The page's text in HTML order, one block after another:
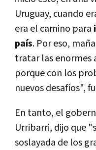
Uruguay, cuando
era el camino para
país. Por eso,
tratar las enormes
porque con los
nuevos desafíos",
En tanto, el
Urribarri, dijo que
soslayada de los